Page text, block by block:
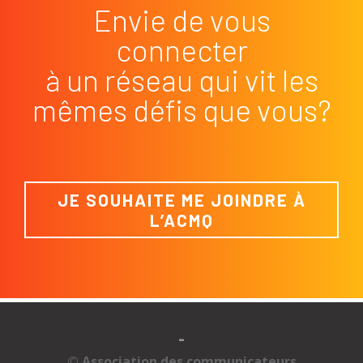
Envie de vous
connecter
à un réseau qui vit les
mêmes défis que vous?
JE SOUHAITE ME JOINDRE À
L’ACMQ
-